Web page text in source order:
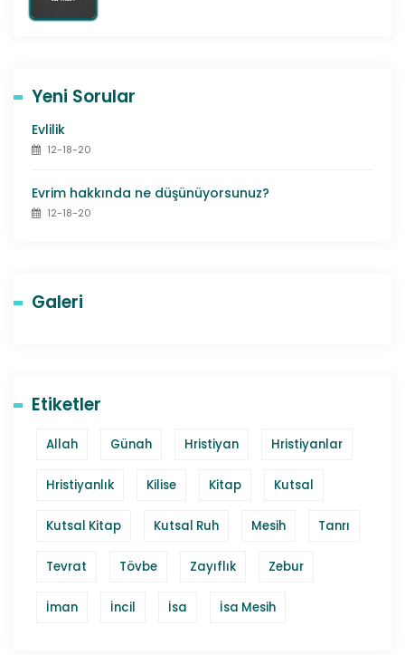
Yeni Sorular
Evlilik
12-18-20
Evrim hakkında ne düşünüyorsunuz?
12-18-20
Galeri
Etiketler
Allah Günah Hristiyan Hristiyanlar
Hristiyanlık Kilise Kitap Kutsal
Kutsal Kitap Kutsal Ruh Mesih Tanrı
Tevrat Tövbe Zayıflık Zebur
İman İncil İsa İsa Mesih